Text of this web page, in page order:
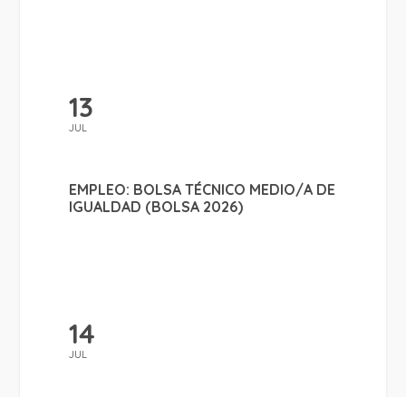
13
JUL
EMPLEO: BOLSA TÉCNICO MEDIO/A DE
IGUALDAD (BOLSA 2026)
14
JUL